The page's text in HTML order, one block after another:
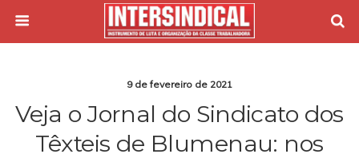
9 de fevereiro de 2021
Veja o Jornal do Sindicato dos
Têxteis de Blumenau: nos